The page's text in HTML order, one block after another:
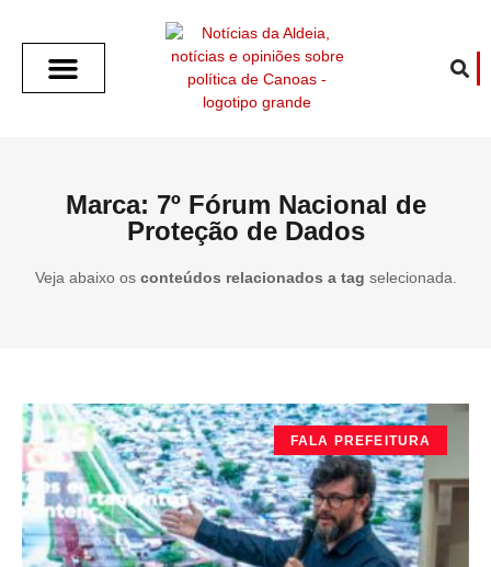
Marca: 7º Fórum Nacional de
Proteção de Dados
Veja abaixo os conteúdos relacionados a tag selecionada.
FALA PREFEITURA